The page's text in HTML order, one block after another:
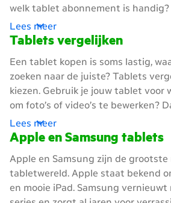
welk tablet abonnement is
ook buiten huis gebruiken,
trein of tijdens een picknick? Met
Ook zonder wifi! Kies voor weinig
appje stuurt, Buienradar checkt of
je tablet. Gebruik je jouw tablet
tablet abonnement met meerdere
kan dan scrollen op Instagram,
opnemen, Whatsappen met
Spotify playlist luisteren. Van af en
data gebruiken, er is altijd een
bij jou past!
Lees meer
Tablets vergelijken
Een tablet kopen is soms lastig,
zoeken naar de juiste? Tablets
kiezen. Gebruik je jouw tablet voor
om foto’s of video’s te bewerken?
sterke tablet nodig. Deze sterke
meer op laptops, maar dan in een
kunnen zware programma’s
van de Samsung S-serie is handig
te maken en te ontwerpen.Wil je
Lees meer
Apple en Samsung tablets
Apple en Samsung zijn de grootste
tabletwereld. Apple staat bekend
en mooie iPad. Samsung